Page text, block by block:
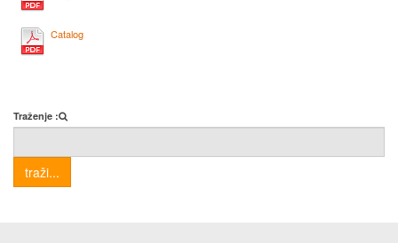
Catalog
Traženje :
traži...